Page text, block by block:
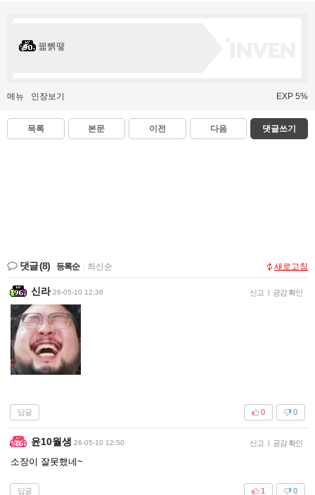
꿻뻵뗗
메뉴 인장보기 EXP 5%
목록 본문 이전 다음 댓글쓰기
댓글(8) 등록순 최신순 새로고침
신라 26-05-10 12:36 신고 | 공감 확인
답글 0
0
윤10월생 26-05-10 12:50 신고 | 공감 확인
소장이 잘못했네~
답글 0
1